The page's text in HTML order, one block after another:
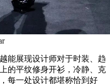
展现设计师对于时装、趋
的平纹修身开衫，冷静、克
每一处设计都堪称恰到好